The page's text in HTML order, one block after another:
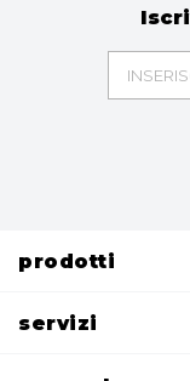
prodotti
servizi